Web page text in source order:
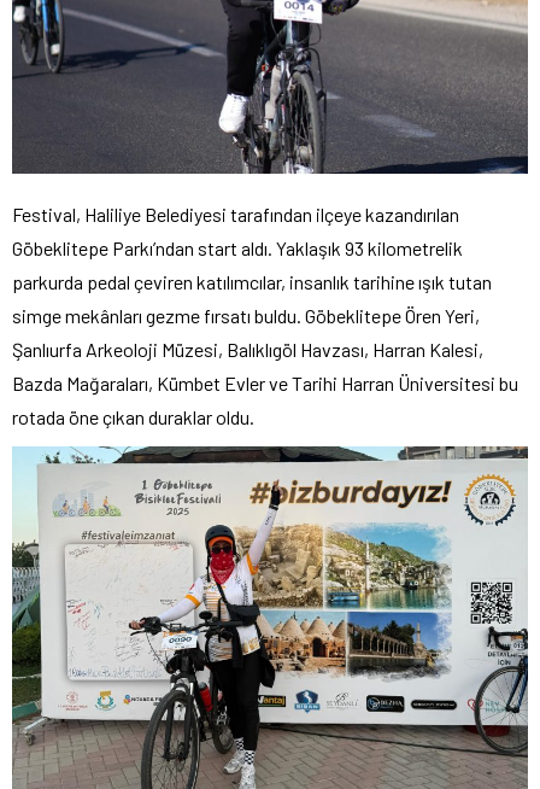
Festival, Haliliye Belediyesi tarafından ilçeye kazandırılan
Göbeklitepe Parkı’ndan start aldı. Yaklaşık 93 kilometrelik
parkurda pedal çeviren katılımcılar, insanlık tarihine ışık tutan
simge mekânları gezme fırsatı buldu. Göbeklitepe Ören Yeri,
Şanlıurfa Arkeoloji Müzesi, Balıklıgöl Havzası, Harran Kalesi,
Bazda Mağaraları, Kümbet Evler ve Tarihi Harran Üniversitesi bu
rotada öne çıkan duraklar oldu.